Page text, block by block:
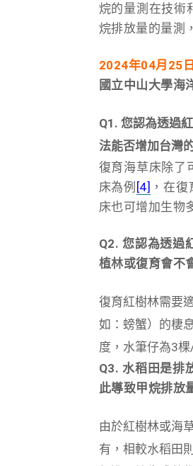
烷的量測在技術
烷排放量的量測
2024年04月25日
國立中山大學海
Q1. 您認為透過
法能否增加台灣
復育海草床除了
床為例 [4] ，在復
床也可增加生物
Q2. 您認為透過
植林或復育會不
復育紅樹林需要
如：螃蟹）的棲
度，水筆仔為3
Q3. 水稻田是排
此導致甲烷排放
由於紅樹林或海
有， 相較水稻田